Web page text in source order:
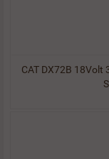
CAT DX72B 18Volt